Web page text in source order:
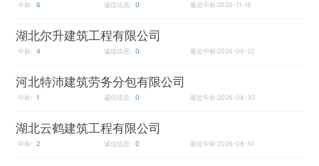
中标: 6 诚信信息: 0 最近中标:2026-11-18
湖北尔升建筑工程有限公司
中标: 4 诚信信息: 0 最近中标:2026-09-22
河北特沛建筑劳务分包有限公司
中标: 1 诚信信息: 0 最近中标:2026-08-30
湖北云鹤建筑工程有限公司
中标: 2 诚信信息: 0 最近中标:2026-08-10